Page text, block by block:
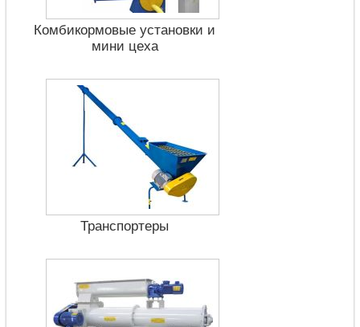
Комбикормовые установки и
мини цеха
Транспортеры